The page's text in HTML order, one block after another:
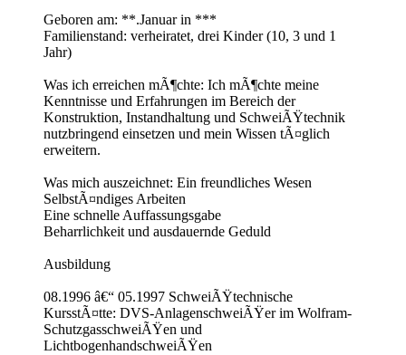
Geboren am: **.Januar in ***
Familienstand: verheiratet, drei Kinder (10, 3 und 1
Jahr)
Was ich erreichen mÃ¶chte: Ich mÃ¶chte meine
Kenntnisse und Erfahrungen im Bereich der
Konstruktion, Instandhaltung und SchweiÃŸtechnik
nutzbringend einsetzen und mein Wissen tÃ¤glich
erweitern.
Was mich auszeichnet: Ein freundliches Wesen
SelbstÃ¤ndiges Arbeiten
Eine schnelle Auffassungsgabe
Beharrlichkeit und ausdauernde Geduld
Ausbildung
08.1996 â€“ 05.1997 SchweiÃŸtechnische
KursstÃ¤tte: DVS-AnlagenschweiÃŸer im Wolfram-
SchutzgasschweiÃŸen und
LichtbogenhandschweiÃŸen